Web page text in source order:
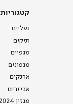
קטגוריות
נעליים
תיקים
מגפיים
מגפונים
ארנקים
אביזרים
מגזין 2024